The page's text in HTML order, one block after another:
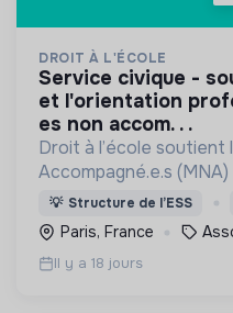
DROIT À L'ÉCOLE
service civique - soutenir la scolarisation
et l'orientation
es non accom. . .
Droit à l’école soutient
Accompagné.e.s
démarches de
République française.
💡 Structure de l’ESS
Paris, France
Il y a 18 jours